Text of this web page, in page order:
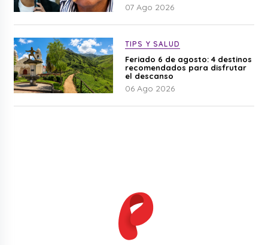
07 Ago 2026
TIPS Y SALUD
Feriado 6 de agosto: 4 destinos
recomendados para disfrutar
el descanso
06 Ago 2026